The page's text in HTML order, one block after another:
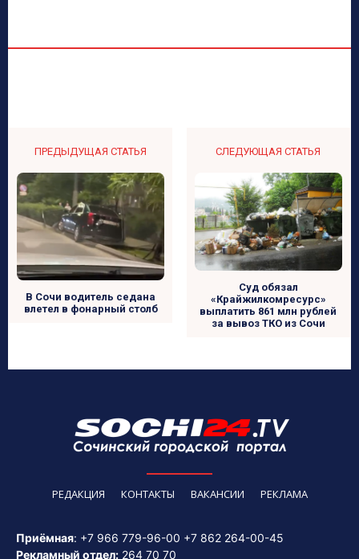
ПРЕДЫДУЩАЯ СТАТЬЯ
В Сочи водитель седана
влетел в фонарный столб
СЛЕДУЮЩАЯ СТАТЬЯ
Суд обязал
«Крайжилкомресурс»
выплатить 861 млн рублей
за вывоз ТКО из Сочи
РЕДАКЦИЯ КОНТАКТЫ ВАКАНСИИ РЕКЛАМА
Приёмная: +7 966 779-96-00 +7 862 264-00-45
Рекламный отдел: 264 70 70